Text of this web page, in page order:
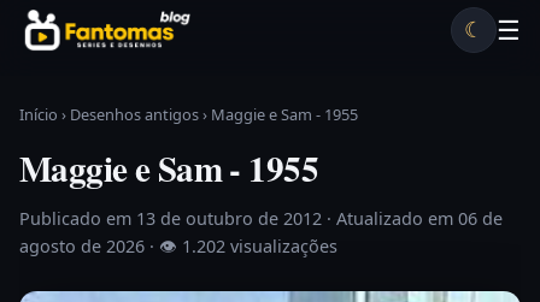
Pular para o conteúdo
☰
☾
Início › Desenhos antigos› Maggie e Sam - 1955
Maggie e Sam - 1955
Publicado em 13 de outubro de 2012 · Atualizado em 06 de
agosto de 2026 · 👁 1.202 visualizações